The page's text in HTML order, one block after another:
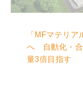
「MFマテリ
へ 自動化・合
量3倍目指す